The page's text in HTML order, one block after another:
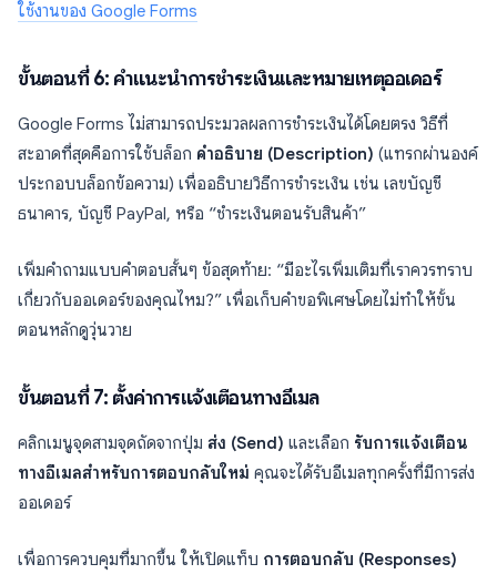
ใช้งานของ Google Forms
ขั้นตอนที่ 6: คำแนะนำการชำระเงินและหมายเหตุออเดอร์
Google Forms ไม่สามารถประมวลผลการชำระเงินได้โดยตรง วิธีที่
สะอาดที่สุดคือการใช้บล็อก คำอธิบาย (Description) (แทรกผ่านองค์
ประกอบบล็อกข้อความ) เพื่ออธิบายวิธีการชำระเงิน เช่น เลขบัญชี
ธนาคาร, บัญชี PayPal, หรือ “ชำระเงินตอนรับสินค้า”
เพิ่มคำถามแบบคำตอบสั้นๆ ข้อสุดท้าย: “มีอะไรเพิ่มเติมที่เราควรทราบ
เกี่ยวกับออเดอร์ของคุณไหม?” เพื่อเก็บคำขอพิเศษโดยไม่ทำให้ขั้น
ตอนหลักดูวุ่นวาย
ขั้นตอนที่ 7: ตั้งค่าการแจ้งเตือนทางอีเมล
คลิกเมนูจุดสามจุดถัดจากปุ่ม ส่ง (Send) และเลือก รับการแจ้งเตือน
ทางอีเมลสำหรับการตอบกลับใหม่ คุณจะได้รับอีเมลทุกครั้งที่มีการส่ง
ออเดอร์
เพื่อการควบคุมที่มากขึ้น ให้เปิดแท็บ การตอบกลับ (Responses)